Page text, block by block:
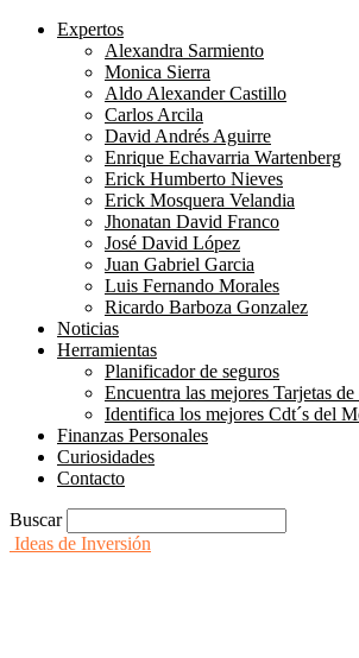
Expertos
Alexandra Sarmiento
Monica Sierra
Aldo Alexander Castillo
Carlos Arcila
David Andrés Aguirre
Enrique Echavarria Wartenberg
Erick Humberto Nieves
Erick Mosquera Velandia
Jhonatan David Franco
José David López
Juan Gabriel Garcia
Luis Fernando Morales
Ricardo Barboza Gonzalez
Noticias
Herramientas
Planificador de seguros
Encuentra las mejores Tarjetas
Identifica los mejores Cdt´s del
Finanzas Personales
Curiosidades
Contacto
Buscar
Ideas de Inversión